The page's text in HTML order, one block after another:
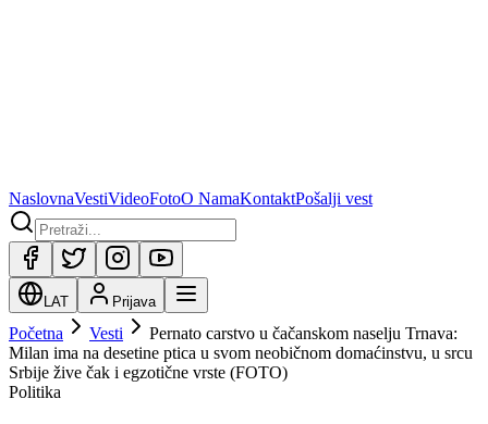
NaslovnaVestiVideoFotoO NamaKontaktPošalji vest
LAT Prijava
Početna Vesti
Pernato carstvo u čačanskom naselju Trnava:
Milan ima na desetine ptica u svom neobičnom domaćinstvu, u srcu
Srbije žive čak i egzotične vrste (FOTO)
Politika